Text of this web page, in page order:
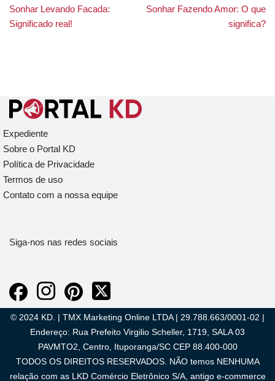
Sonhar Levando Facada:
Significado real!
Sonhar Fazendo Amor: O que
significa?
Expediente
Sobre o Portal KD
Política de Privacidade
Termos de uso
Contato com a nossa equipe
Siga-nos nas redes sociais
© 2024 KD. | TMX Marketing Online LTDA | 29.788.663/0001-02 |
Endereço: Rua Prefeito Virgilio Scheller, 1719, SALA 03
PAVMTO2, Centro, Ituporanga/SC CEP 88.400-000
TODOS OS DIREITOS RESERVADOS. NÃO temos NENHUMA
relação com as LKD Comércio Eletrônico S/A, antigo e-commerce